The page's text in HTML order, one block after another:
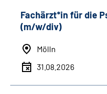
Fachärzt*in für die
(m/w/div)
Mölln
31.08.2026